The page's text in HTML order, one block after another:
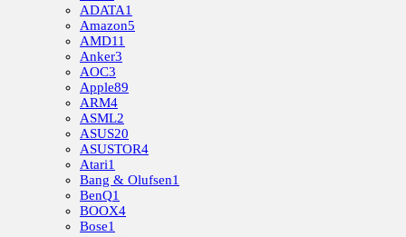
ADATA1
Amazon5
AMD11
Anker3
AOC3
Apple89
ARM4
ASML2
ASUS20
ASUSTOR4
Atari1
Bang & Olufsen1
BenQ1
BOOX4
Bose1